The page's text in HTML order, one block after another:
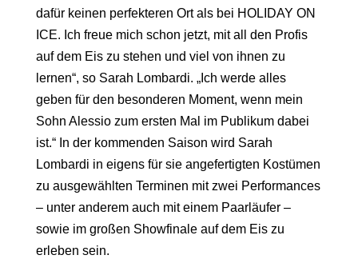
dafür keinen perfekteren Ort als bei HOLIDAY ON
ICE. Ich freue mich schon jetzt, mit all den Profis
auf dem Eis zu stehen und viel von ihnen zu
lernen“, so Sarah Lombardi. „Ich werde alles
geben für den besonderen Moment, wenn mein
Sohn Alessio zum ersten Mal im Publikum dabei
ist.“ In der kommenden Saison wird Sarah
Lombardi in eigens für sie angefertigten Kostümen
zu ausgewählten Terminen mit zwei Performances
– unter anderem auch mit einem Paarläufer –
sowie im großen Showfinale auf dem Eis zu
erleben sein.